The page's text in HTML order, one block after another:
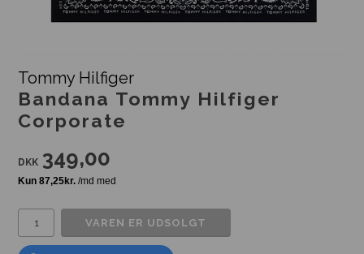
Tommy Hilfiger
Bandana Tommy Hilfiger
Corporate
DKK 349,00